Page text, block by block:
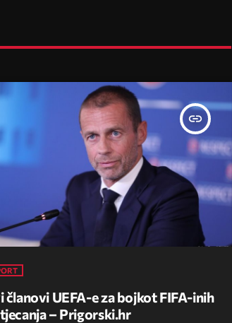
insert_link
članovi UEFA-e za bojkot FIFA-inih
– Prigorski.hr